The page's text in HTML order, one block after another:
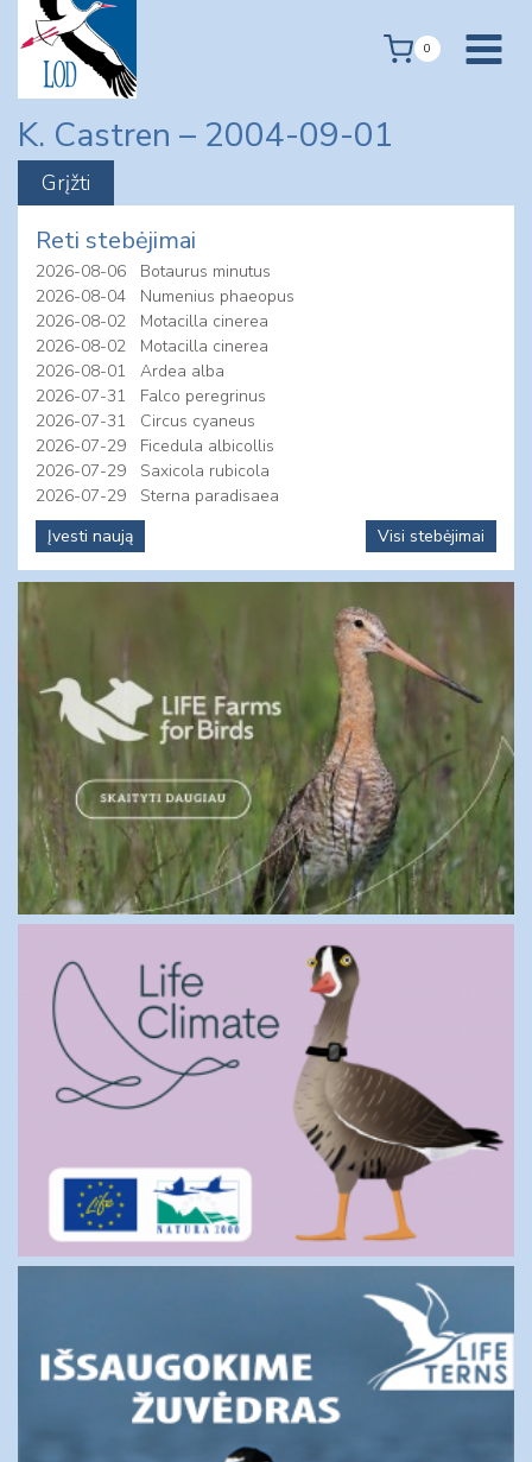
content
0
K. Castren – 2004-09-01
Reti stebėjimai
2026-08-06
Botaurus minutus
2026-08-04
Numenius phaeopus
2026-08-02
Motacilla cinerea
2026-08-02
Motacilla cinerea
2026-08-01
Ardea alba
2026-07-31
Falco peregrinus
2026-07-31
Circus cyaneus
2026-07-29
Ficedula albicollis
2026-07-29
Saxicola rubicola
2026-07-29
Sterna paradisaea
Įvesti naują
Visi stebėjimai